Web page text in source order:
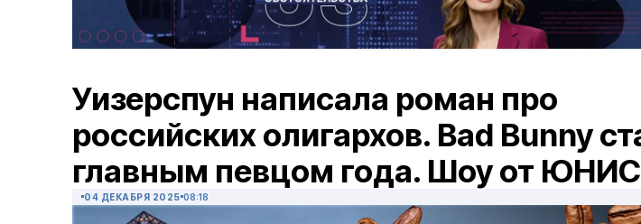
Уизерспун написала роман про
российских олигархов. Bad Bunny
главным певцом года. Шоу от
04 ДЕКАБРЯ 2025 08:18